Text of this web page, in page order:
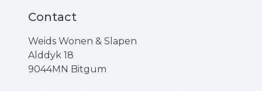
Contact
Weids Wonen & Slapen
Alddyk 18
9044MN Bitgum